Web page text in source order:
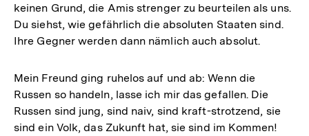
keinen Grund, die Amis strenger zu beurteilen als uns.
Du siehst, wie gefährlich die absoluten Staaten sind.
Ihre Gegner werden dann nämlich auch absolut.
Mein Freund ging ruhelos auf und ab: Wenn die
Russen so handeln, lasse ich mir das gefallen. Die
Russen sind jung, sind naiv, sind kraft-strotzend, sie
sind ein Volk, das Zukunft hat, sie sind im Kommen!